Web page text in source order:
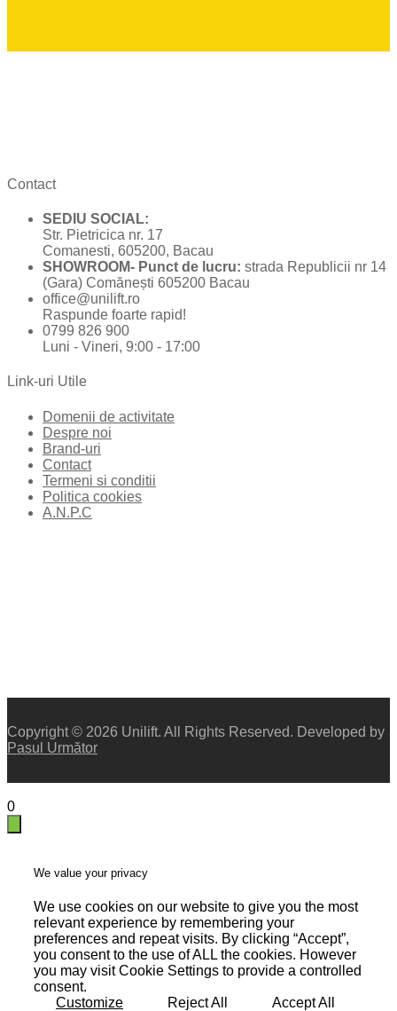
Contact
SEDIU SOCIAL:
Str. Pietricica nr. 17
Comanesti, 605200, Bacau
SHOWROOM- Punct de lucru: strada Republicii nr 14
(Gara) Comănești 605200 Bacau
office@unilift.ro
Raspunde foarte rapid!
0799 826 900
Luni - Vineri, 9:00 - 17:00
Link-uri Utile
Domenii de activitate
Despre noi
Brand-uri
Contact
Termeni si conditii
Politica cookies
A.N.P.C
Copyright © 2026 Unilift. All Rights Reserved. Developed by
Pasul Următor
0
We value your privacy
We use cookies on our website to give you the most
relevant experience by remembering your
preferences and repeat visits. By clicking “Accept”,
you consent to the use of ALL the cookies. However
you may visit Cookie Settings to provide a controlled
consent.
Customize
Reject All Accept All